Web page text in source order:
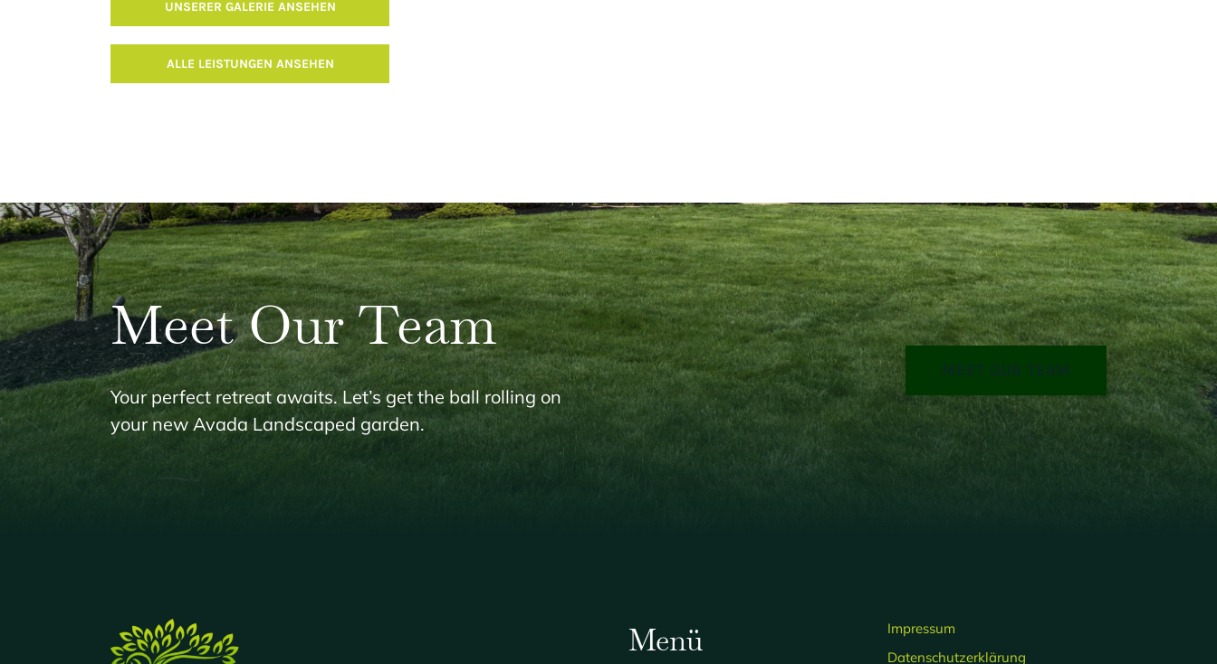
UNSERER GALERIE ANSEHEN
ALLE LEISTUNGEN ANSEHEN
Meet Our Team
Your perfect retreat awaits. Let’s get the ball rolling on
your new Avada Landscaped garden.
MEET OUR TEAM
Menü
Impressum
Datenschutzerklärung